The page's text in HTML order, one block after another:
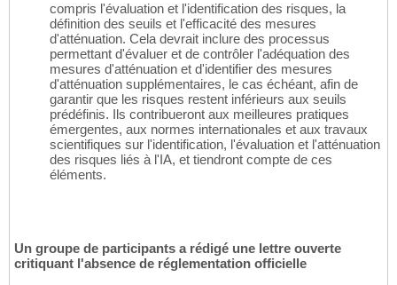
compris l'évaluation et l'identification des risques, la
définition des seuils et l'efficacité des mesures
d'atténuation. Cela devrait inclure des processus
permettant d'évaluer et de contrôler l'adéquation des
mesures d'atténuation et d'identifier des mesures
d'atténuation supplémentaires, le cas échéant, afin de
garantir que les risques restent inférieurs aux seuils
prédéfinis. Ils contribueront aux meilleures pratiques
émergentes, aux normes internationales et aux travaux
scientifiques sur l'identification, l'évaluation et l'atténuation
des risques liés à l'IA, et tiendront compte de ces
éléments.
Un groupe de participants a rédigé une lettre ouverte
critiquant l'absence de réglementation officielle